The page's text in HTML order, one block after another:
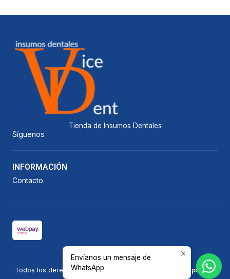
Tienda de Insumos Dentales
Síguenos
INFORMACIÓN
Contacto
2026 Vicedent.
Todos los derechos reservados.
Desarrollado por Jumpseller.
Envíanos un mensaje de
WhatsApp